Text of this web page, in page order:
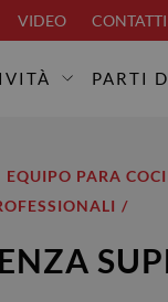
VIDEO CONTATTI
PARTI
EQUIPO PARA